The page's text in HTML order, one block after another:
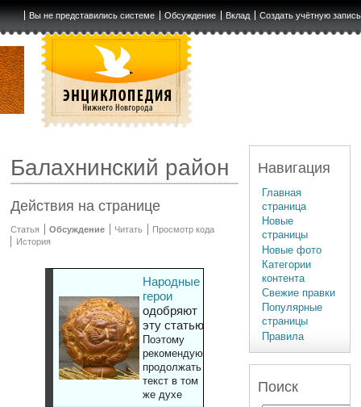
Вы не представились системе Обсуждение Вклад Создать учётную запись
Балахнинский район
Действия на странице
Статья Обсуждение Читать
Просмотр кода
История
Народные
герои
одобряют
эту статью
Поэтому
рекомендуют
продолжать
текст в том
же духе
Навигация
Главная
страница
Новые
страницы
Новые фото
Категории
контента
Свежие правки
Популярные
страницы
Правила
Поиск